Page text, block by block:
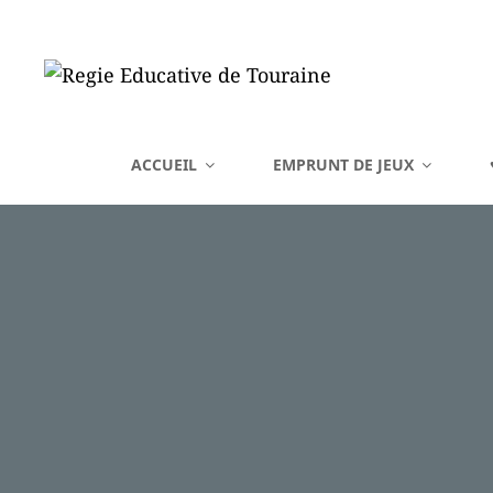
REGIE EDUCATIVE
ACCUEIL EMPRUNT DE JEUX